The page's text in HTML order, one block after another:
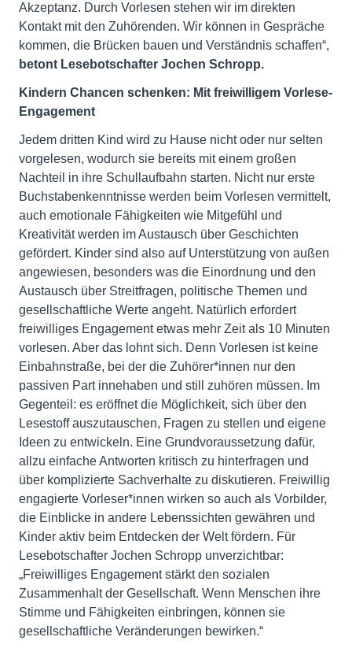
Akzeptanz. Durch Vorlesen stehen wir im direkten
Kontakt mit den Zuhörenden. Wir können in Gespräche
kommen, die Brücken bauen und Verständnis schaffen“,
betont Lesebotschafter Jochen Schropp.
Kindern Chancen schenken: Mit freiwilligem Vorlese-
Engagement
Jedem dritten Kind wird zu Hause nicht oder nur selten
vorgelesen, wodurch sie bereits mit einem großen
Nachteil in ihre Schullaufbahn starten. Nicht nur erste
Buchstabenkenntnisse werden beim Vorlesen vermittelt,
auch emotionale Fähigkeiten wie Mitgefühl und
Kreativität werden im Austausch über Geschichten
gefördert. Kinder sind also auf Unterstützung von außen
angewiesen, besonders was die Einordnung und den
Austausch über Streitfragen, politische Themen und
gesellschaftliche Werte angeht. Natürlich erfordert
freiwilliges Engagement etwas mehr Zeit als 10 Minuten
vorlesen. Aber das lohnt sich. Denn Vorlesen ist keine
Einbahnstraße, bei der die Zuhörer*innen nur den
passiven Part innehaben und still zuhören müssen. Im
Gegenteil: es eröffnet die Möglichkeit, sich über den
Lesestoff auszutauschen, Fragen zu stellen und eigene
Ideen zu entwickeln. Eine Grundvoraussetzung dafür,
allzu einfache Antworten kritisch zu hinterfragen und
über komplizierte Sachverhalte zu diskutieren. Freiwillig
engagierte Vorleser*innen wirken so auch als Vorbilder,
die Einblicke in andere Lebenssichten gewähren und
Kinder aktiv beim Entdecken der Welt fördern. Für
Lesebotschafter Jochen Schropp unverzichtbar:
„Freiwilliges Engagement stärkt den sozialen
Zusammenhalt der Gesellschaft. Wenn Menschen ihre
Stimme und Fähigkeiten einbringen, können sie
gesellschaftliche Veränderungen bewirken.“